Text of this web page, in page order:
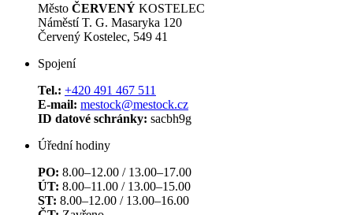
Město ČERVENÝ KOSTELEC
Náměstí T. G. Masaryka 120
Červený Kostelec, 549 41
Spojení
Tel.: +420 491 467 511
E-mail: mestock@mestock.cz
ID datové schránky: sacbh9g
Úřední hodiny
PO: 8.00–12.00 / 13.00–17.00
ÚT: 8.00–11.00 / 13.00–15.00
ST: 8.00–12.00 / 13.00–16.00